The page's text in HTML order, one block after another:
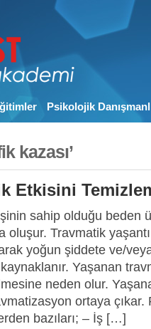
Psikolojik
kazası’
Etkisini
sahip olduğu beden
Travmatik
yoğun şiddete ve/
Yaşanan
neden olur.
ortaya
bazıları; – İş […]